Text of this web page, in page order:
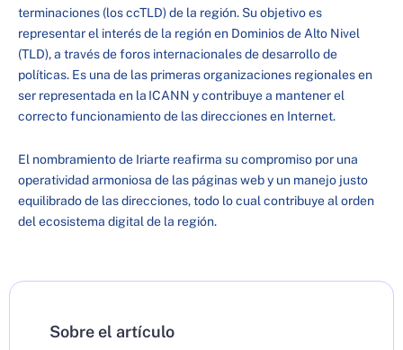
terminaciones (los ccTLD) de la región. Su objetivo es
representar el interés de la región en Dominios de Alto Nivel
(TLD), a través de foros internacionales de desarrollo de
políticas. Es una de las primeras organizaciones regionales en
ser representada en la ICANN y contribuye a mantener el
correcto funcionamiento de las direcciones en Internet.
El nombramiento de Iriarte reafirma su compromiso por una
operatividad armoniosa de las páginas web y un manejo justo
equilibrado de las direcciones, todo lo cual contribuye al orden
del ecosistema digital de la región.
Sobre el artículo